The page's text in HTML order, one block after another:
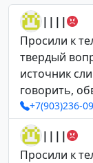
||||
Просили к
твердый
источник
говорить,
+7(903)236-
||||
Просили к